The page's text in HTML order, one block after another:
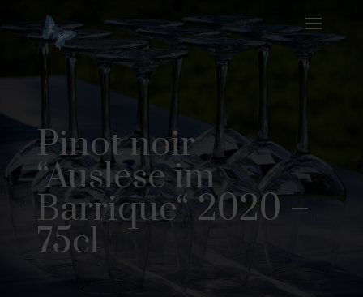
Pinot noir
“Auslese im
Barrique“ 2020 –
75cl